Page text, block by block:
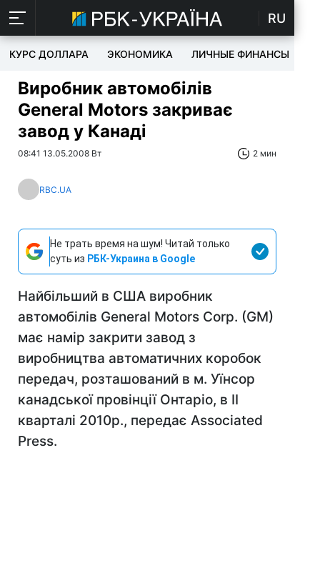
RU
КУРС ДОЛЛАРА ЭКОНОМИКА ЛИЧНЫЕ ФИНАНСЫ
Виробник автомобілів
General Motors закриває
завод у Канаді
08:41 13.05.2008 Вт 2 мин
RBC.UA
Не трать время на шум! Читай только
суть из РБК-Украина в Google
Найбільший в США виробник
автомобілів General Motors Corp. (GM)
має намір закрити завод з
виробництва автоматичних коробок
передач, розташований в м. Уїнсор
канадської провінції Онтаріо, в II
кварталі 2010р., передає Associated
Press.